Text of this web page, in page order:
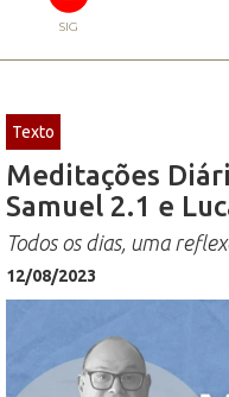
SIG
Texto
Meditações
Samuel 2.1 e
Todos os dias, uma
12/08/2023